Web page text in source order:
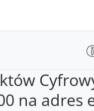
na adres